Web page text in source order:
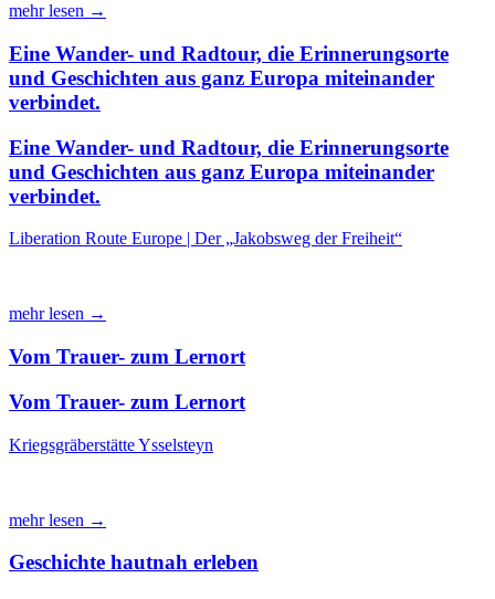
mehr lesen →
Eine Wander- und Radtour, die Erinnerungsorte
und Geschichten aus ganz Europa miteinander
verbindet.
Eine Wander- und Radtour, die Erinnerungsorte
und Geschichten aus ganz Europa miteinander
verbindet.
Liberation Route Europe | Der „Jakobsweg der Freiheit“
mehr lesen →
Vom Trauer- zum Lernort
Vom Trauer- zum Lernort
Kriegsgräberstätte Ysselsteyn
mehr lesen →
Geschichte hautnah erleben